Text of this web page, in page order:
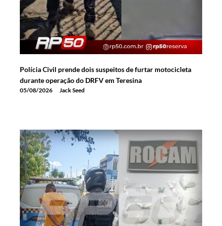
Polícia Civil prende dois suspeitos de furtar motocicleta
durante operação do DRFV em Teresina
05/08/2026 Jack Seed